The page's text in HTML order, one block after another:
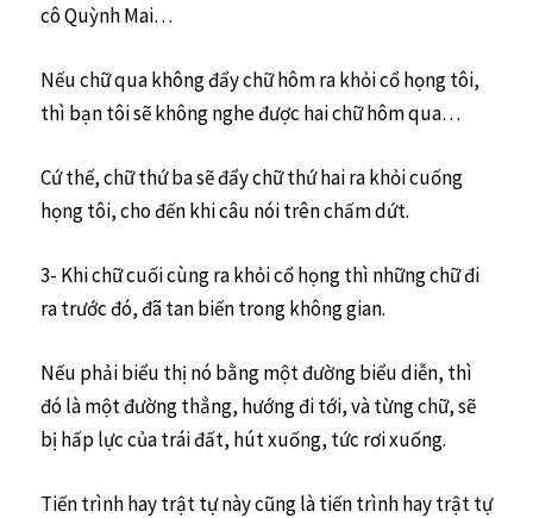
cô Quỳnh Mai…
Nếu chữ qua không đẩy chữ hôm ra khỏi cổ họng tôi,
thì bạn tôi sẽ không nghe được hai chữ hôm qua…
Cứ thế, chữ thứ ba sẽ đẩy chữ thứ hai ra khỏi cuống
họng tôi, cho đến khi câu nói trên chấm dứt.
3- Khi chữ cuối cùng ra khỏi cổ họng thì những chữ đi
ra trước đó, đã tan biến trong không gian.
Nếu phải biểu thị nó bằng một đường biểu diễn, thì
đó là một đường thẳng, hướng đi tới, và từng chữ, sẽ
bị hấp lực của trái đất, hút xuống, tức rơi xuống.
Tiến trình hay trật tự này cũng là tiến trình hay trật tự